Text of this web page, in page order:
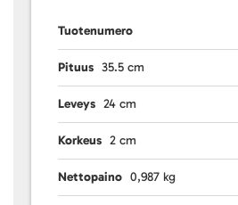
Tuotenumero
Pituus 35.5 cm
Leveys 24 cm
Korkeus 2 cm
Nettopaino 0,987 kg